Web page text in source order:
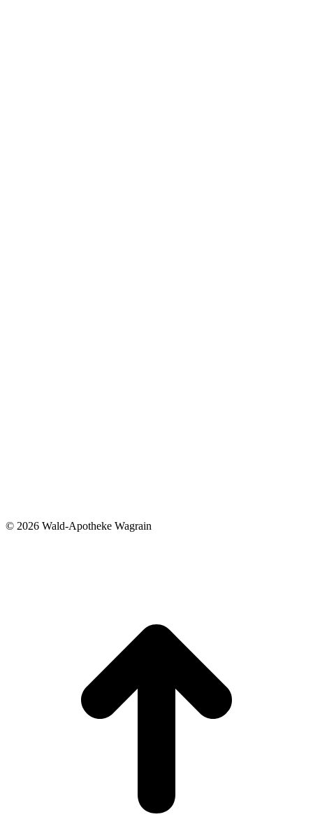
© 2026 Wald-Apotheke Wagrain